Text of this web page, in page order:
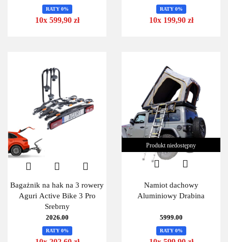
RATY 0%
10x 599,90 zł
RATY 0%
10x 199,90 zł
Bagażnik na hak na 3 rowery
Aguri Active Bike 3 Pro
Srebrny
2026.00
RATY 0%
Produkt niedostępny
Namiot dachowy
Aluminiowy Drabina
5999.00
RATY 0%